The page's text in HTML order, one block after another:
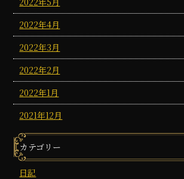
2022年4月
2022年3月
2022年2月
2022年1月
2021年12月
カテゴリー
日記